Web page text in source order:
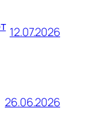
12.07.2026
26.06.2026